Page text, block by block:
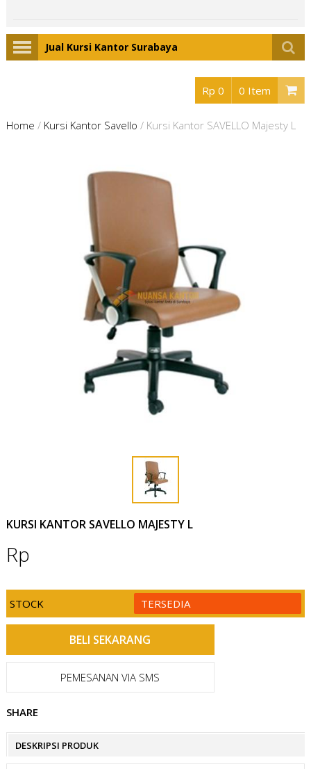
Jual Kursi Kantor Surabaya
Rp 0 0 Item
Home / Kursi Kantor Savello / Kursi Kantor SAVELLO Majesty L
KURSI KANTOR SAVELLO MAJESTY L
Rp
STOCK TERSEDIA
PEMESANAN VIA SMS
SHARE
DESKRIPSI PRODUK